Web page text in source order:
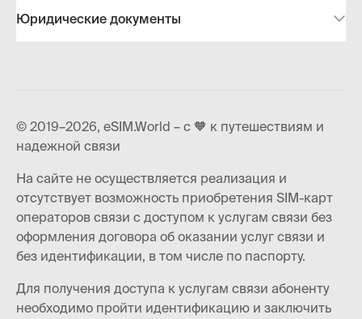
Юридические документы
© 2019–2026, eSIM.World – с 🧡 к путешествиям и
надежной связи
На сайте не осуществляется реализация и
отсутствует возможность приобретения SIM-карт
операторов связи с доступом к услугам связи без
оформления договора об оказании услуг связи и
без идентификации, в том числе по паспорту.
Для получения доступа к услугам связи абоненту
необходимо пройти идентификацию и заключить